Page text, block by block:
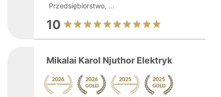
Przedsiębiorstwo, ...
10
Mikalai Karol Njuthor Elektryk